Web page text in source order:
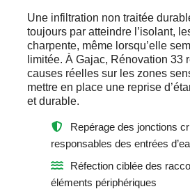
Une infiltration non traitée
toujours par atteindre l’isolant,
charpente, même lorsqu’elle
limitée. À Gajac, Rénovation 33
causes réelles sur les zones
mettre en place une reprise
et durable.
Repérage des jonctions
responsables des entrées
Réfection ciblée des
éléments périphériques